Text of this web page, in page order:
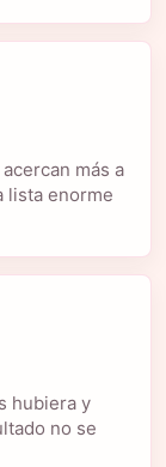
más a
lista enorme
hubiera y
no se